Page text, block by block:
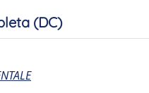
(DC)